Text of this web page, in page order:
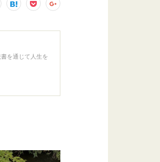
を通じて人生を